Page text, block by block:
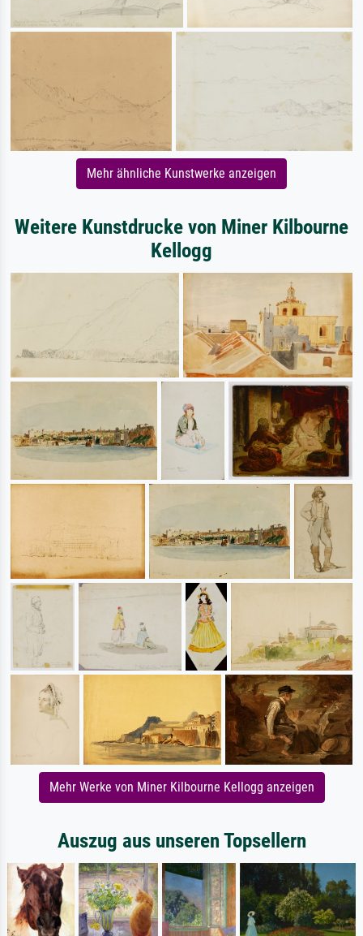
Mehr ähnliche Kunstwerke anzeigen
Weitere Kunstdrucke von Miner Kilbourne
Kellogg
Mehr Werke von Miner Kilbourne Kellogg anzeigen
Auszug aus unseren Topsellern